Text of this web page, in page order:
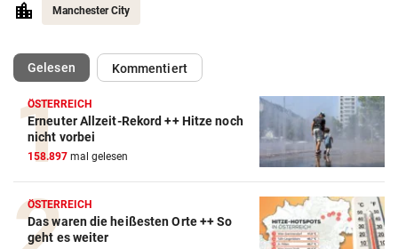
Manchester City
Gelesen(ausgewählt)Kommentiert
ÖSTERREICH
Erneuter Allzeit-Rekord ++ Hitze noch
nicht vorbei
158.897 mal gelesen
ÖSTERREICH
Das waren die heißesten Orte ++ So
geht es weiter
Action-Cam Vergleich
ZUM VERGLEICH
Crosstrainer Vergleich
ZUM VERGLEICH